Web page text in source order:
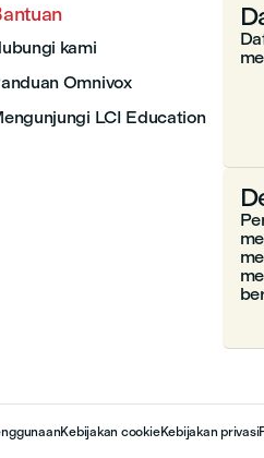
kami
Omnivox
LCI Education
Kebijakan cookieKebijakan privasi